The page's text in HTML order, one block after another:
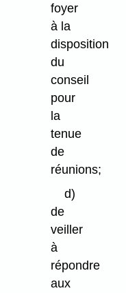
foyer
à la
disposition
du
conseil
pour
la
tenue
de
réunions;
d)
de
veiller
à
répondre
aux